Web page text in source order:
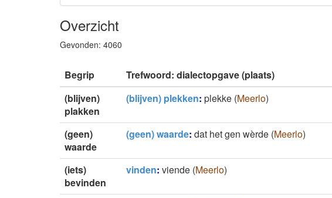
Overzicht
Gevonden: 4060
Begrip Trefwoord: dialectopgave (plaats)
(blijven)
plakken
(blijven) plekken: plekke (Meerlo)
(geen)
waarde
(geen) waarde: dat het gen wèrde (Meerlo)
(iets)
bevinden
vinden: viende (Meerlo)